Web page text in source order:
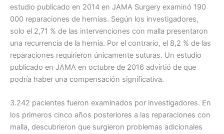
Nombre*
Correo*
estudio publicado en 2014 en JAMA Surgery examinó 190
000 reparaciones de hernias. Según los investigadores,
solo el 2,71 % de las intervenciones con malla presentaron
una recurrencia de la hernia. Por el contrario, el 8,2 % de las
reparaciones requirieron únicamente suturas. Un estudio
publicado en JAMA en octubre de 2016 advirtió de que
podría haber una compensación significativa.
3.242 pacientes fueron examinados por investigadores. En
los primeros cinco años posteriores a las reparaciones con
malla, descubrieron que surgieron problemas adicionales